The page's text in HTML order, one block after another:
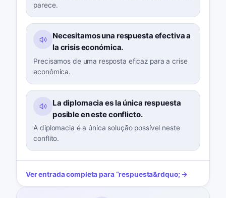
parece.
Necesitamos una respuesta efectiva a
la crisis económica.
Precisamos de uma resposta eficaz para a crise
econômica.
La diplomacia es la única respuesta
posible en este conflicto.
A diplomacia é a única solução possível neste
conflito.
Ver entrada completa para“respuesta&rdquo; →